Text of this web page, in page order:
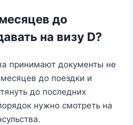
до
на визу D?
принимают документы не
до поездки и
до последних
нужно смотреть на